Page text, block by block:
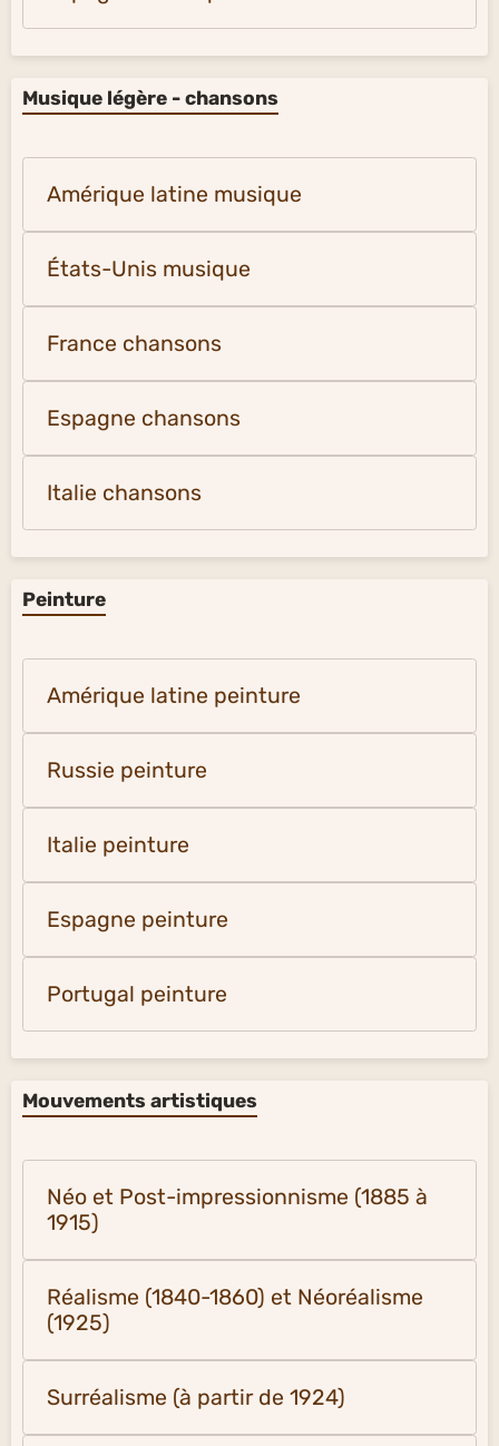
Musique légère - chansons
Amérique latine musique
États-Unis musique
France chansons
Espagne chansons
Italie chansons
Peinture
Amérique latine peinture
Russie peinture
Italie peinture
Espagne peinture
Portugal peinture
Mouvements artistiques
Néo et Post-impressionnisme (1885 à
1915)
Réalisme (1840-1860) et Néoréalisme
(1925)
Surréalisme (à partir de 1924)